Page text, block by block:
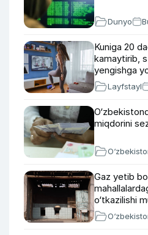
Dunyo
Kuniga 20
kamaytirib,
yengishga
Layfstayl
miqdorini
Gaz yetib
o‘tkazilishi